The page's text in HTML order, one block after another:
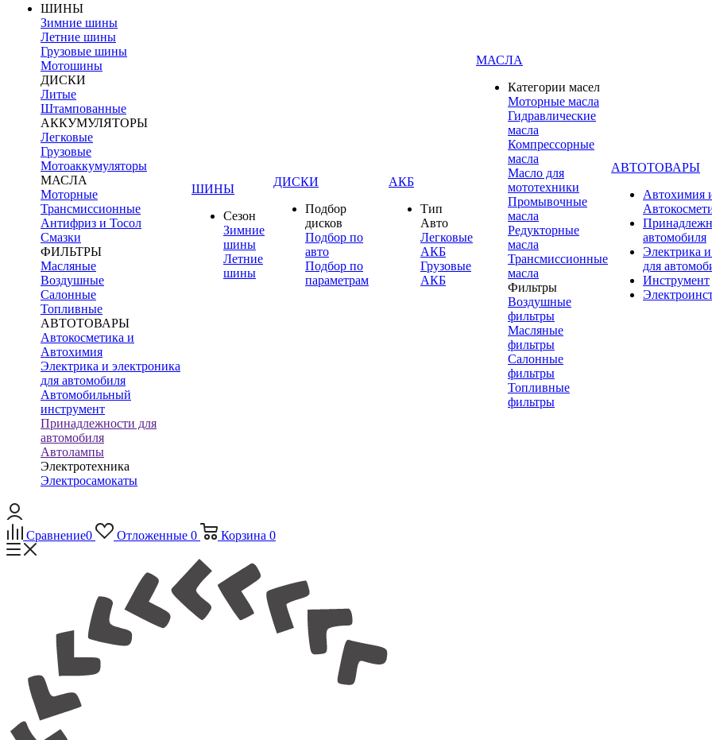
ШИНЫ
Зимние шины
Летние шины
Грузовые шины
Мотошины
ДИСКИ
Литые
Штампованные
АККУМУЛЯТОРЫ
Легковые
Грузовые
Мотоаккумуляторы
МАСЛА
Моторные
Трансмиссионные
Антифриз и Тосол
Смазки
ФИЛЬТРЫ
Масляные
Воздушные
Салонные
Топливные
АВТОТОВАРЫ
Автокосметика и
Автохимия
Электрика и электроника
для автомобиля
Автомобильный
инструмент
Принадлежности для
автомобиля
Автолампы
Электротехника
Электросамокаты
ШИНЫ
Сезон
Зимние
шины
Летние
шины
ДИСКИ
Подбор
дисков
Подбор по
авто
Подбор по
параметрам
АКБ
Тип
Авто
Легковые
АКБ
Грузовые
АКБ
МАСЛА
Категории масел
Моторные масла
Гидравлические
масла
Компрессорные
масла
Масло для
мототехники
Промывочные
масла
Редукторные
масла
Трансмиссионные
масла
Фильтры
Воздушные
фильтры
Масляные
фильтры
Салонные
фильтры
Топливные
фильтры
АВТОТОВАРЫ
Автохимия
автомобиля
Электрика
для
Инструмент
Сравнение0 Отложенные 0 Корзина 0